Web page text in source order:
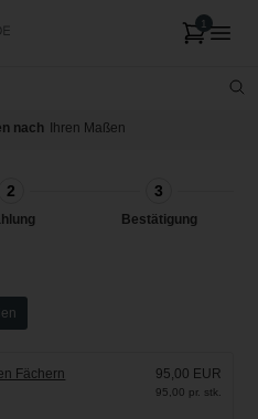
nach Ihren Maßen
2 3
Bestätigung
Fächern
95,00 EUR
95,00 pr. stk.